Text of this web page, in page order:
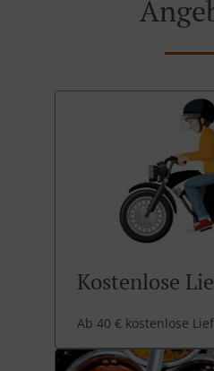
Kostenlose
Ab 40 € kostenlose